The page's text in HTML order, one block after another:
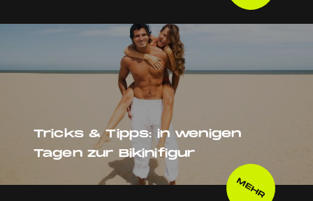
Tricks & Tipps: in wenigen
Tagen zur Bikinifigur
MEHR